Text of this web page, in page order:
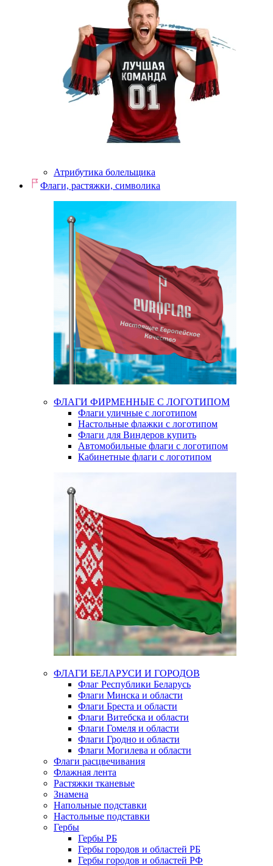
Атрибутика болельщика
Флаги, растяжки, символика
ФЛАГИ ФИРМЕННЫЕ С ЛОГОТИПОМ
Флаги уличные с логотипом
Настольные флажки с логотипом
Флаги для Виндеров купить
Автомобильные флаги с логотипом
Кабинетные флаги с логотипом
ФЛАГИ БЕЛАРУСИ И ГОРОДОВ
Флаг Республики Беларусь
Флаги Минска и области
Флаги Бреста и области
Флаги Витебска и области
Флаги Гомеля и области
Флаги Гродно и области
Флаги Могилева и области
Флаги расцвечивания
Флажная лента
Растяжки тканевые
Знамена
Напольные подставки
Настольные подставки
Гербы
Гербы РБ
Гербы городов и областей РБ
Гербы городов и областей РФ